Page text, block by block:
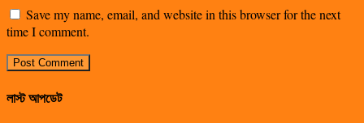
Save my name, email, and website in this browser for the next
time I comment.
লাস্ট আপডেট